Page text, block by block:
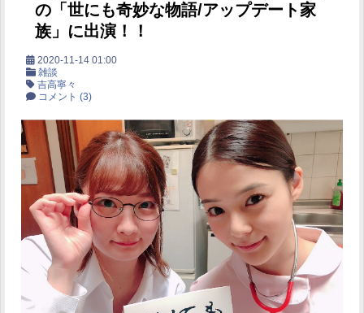
FANZAで夏の動画50％OFFキャンペーン第4弾が始まった
Powered by livedoor 相互RSS
の「世にも奇妙な物語/アップデート家
族」に出演！！
2020-11-14 01:00
雑談
吉高寧々
コメント (3)